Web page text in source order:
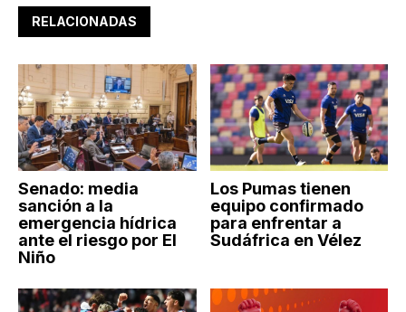
RELACIONADAS
Senado: media
sanción a la
emergencia hídrica
ante el riesgo por El
Niño
Los Pumas tienen
equipo confirmado
para enfrentar a
Sudáfrica en Vélez